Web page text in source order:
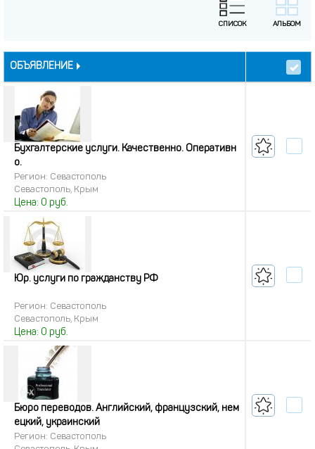
ОБЪЯВЛЕНИЕ
Бухгалтерские услуги. Качественно. Оперативн
о.
Регион: Севастополь
Севастополь, Крым
Цена: 0 руб.
Юр. услуги по гражданству РФ
Регион: Севастополь
Севастополь, Крым
Цена: 0 руб.
Бюро переводов. Английский, французский, нем
ецкий, украинский
Регион: Севастополь